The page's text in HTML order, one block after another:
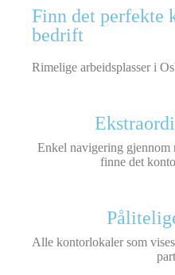
Finn det perfekte
bedrift
Rimelige arbeidsplasser i
Enkel navigering gjennom
finne det
Alle kontorlokaler som